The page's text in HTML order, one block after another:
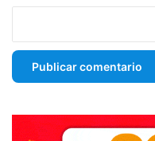
hecha de canciones, de
consignas privadas.
doctrina cerrada, pero
Hoy suena el Indio y no